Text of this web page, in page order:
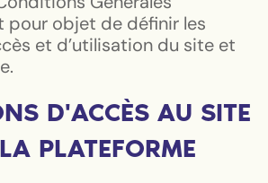
pour objet de définir les
et d’utilisation du site et
D'ACCÈS AU SITE
PLATEFORME